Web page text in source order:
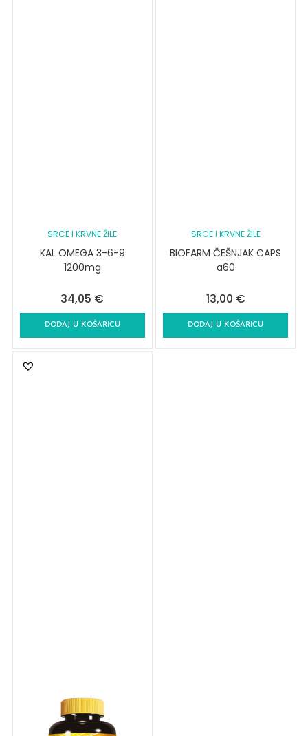
SRCE I KRVNE ŽILE
KAL OMEGA 3-6-9
1200mg
34,05 €
DODAJ U KOŠARICU
SRCE I KRVNE ŽILE
BIOFARM ČEŠNJAK CAPS
a60
13,00 €
DODAJ U KOŠARICU